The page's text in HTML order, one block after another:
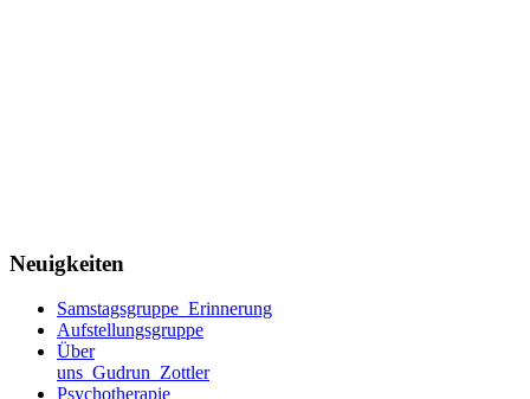
Neuigkeiten
Samstagsgruppe_Erinnerung
Aufstellungsgruppe
Über
uns_Gudrun_Zottler
Psychotherapie